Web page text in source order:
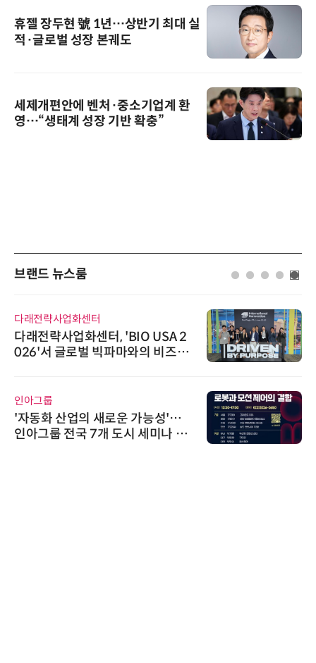
휴젤 장두현 號 1년…상반기 최대 실
적·글로벌 성장 본궤도
세제개편안에 벤처·중소기업계 환
영…“생태계 성장 기반 확충”
브랜드 뉴스룸
다래전략사업화센터
다래전략사업화센터, 'BIO USA 2
026'서 글로벌 빅파마와의 비즈니
인아그룹
'자동화 산업의 새로운 가능성'…
인아그룹 전국 7개 도시 세미나 페